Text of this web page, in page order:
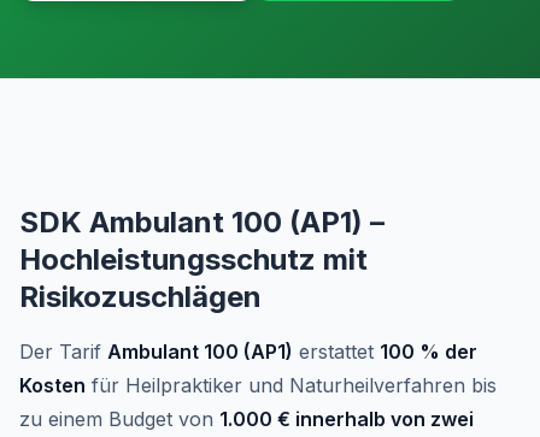
SDK Ambulant 100 (AP1) –
Hochleistungsschutz mit
Risikozuschlägen
Der Tarif Ambulant 100 (AP1) erstattet 100 % der
Kosten für Heilpraktiker und Naturheilverfahren bis
zu einem Budget von 1.000 € innerhalb von zwei